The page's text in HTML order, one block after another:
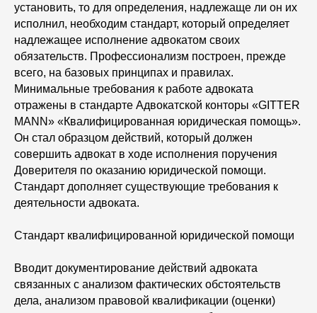
установить, то для определения, надлежаще ли он их
исполнил, необходим стандарт, который определяет
надлежащее исполнение адвокатом своих
обязательств. Профессионализм построен, прежде
всего, на базовых принципах и правилах.
Минимальные требования к работе адвоката
отражены в стандарте Адвокатской конторы «GITTER
MANN» «Квалифицированная юридическая помощь».
Он стал образцом действий, который должен
совершить адвокат в ходе исполнения поручения
Доверителя по оказанию юридической помощи.
Стандарт дополняет существующие требования к
деятельности адвоката.
Стандарт квалифицированной юридической помощи
Вводит документирование действий адвоката
связанных с анализом фактических обстоятельств
дела, анализом правовой квалификации (оценки)